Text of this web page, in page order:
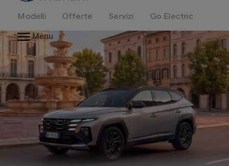
Modelli Offerte Servizi
Go Electric
Menu